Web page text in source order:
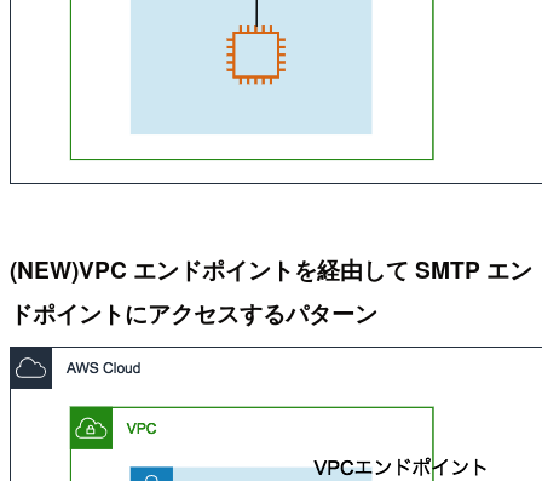
(NEW)VPC エンドポイントを経由して SMTP エン
ドポイントにアクセスするパターン